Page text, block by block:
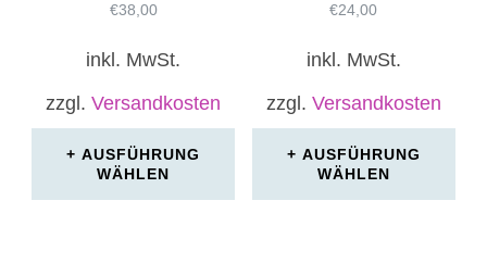
€38,00
inkl. MwSt.
zzgl.Versandkosten
AUSFÜHRUNG
WÄHLEN
€24,00
inkl. MwSt.
zzgl. Versandkosten
AUSFÜHRUNG
WÄHLEN